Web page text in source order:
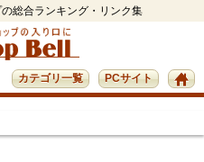
総合ランキング・リンク集
PCサイト
カテゴリ一覧